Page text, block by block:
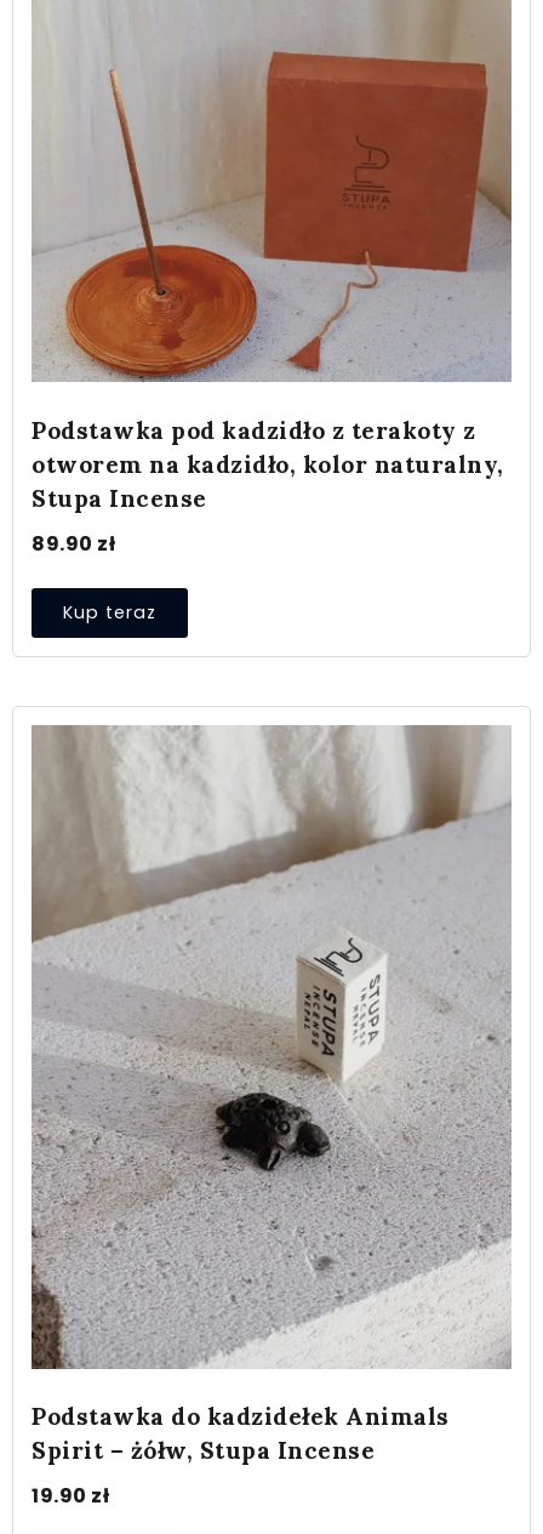
Podstawka pod kadzidło z terakoty z
otworem na kadzidło, kolor naturalny,
Stupa Incense
89.90 zł
Kup teraz
Podstawka do kadzidełek Animals
Spirit – żółw, Stupa Incense
19.90 zł